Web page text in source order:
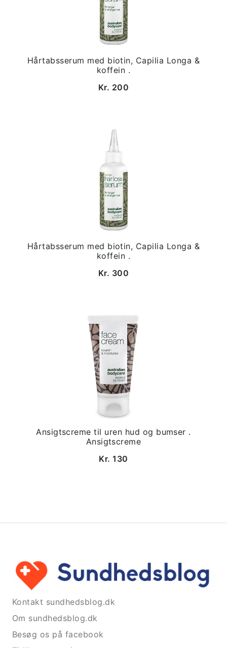
Hårtabsserum med biotin, Capilia Longa &
koffein .
Kr. 200
Hårtabsserum med biotin, Capilia Longa &
koffein .
Kr. 300
Ansigtscreme til uren hud og bumser .
Ansigtscreme
Kr. 130
Kontakt sundhedsblog.dk
Om sundhedsblog.dk
Besøg os på facebook